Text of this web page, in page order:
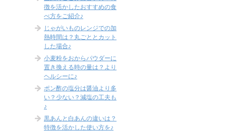
徴を活かしたおすすめの食
べ方をご紹介♪
じゃがいものレンジでの加
熱時間は？丸ごととカット
した場合♪
小麦粉をおからパウダーに
置き換える時の量は？より
ヘルシーに♪
ポン酢の塩分は醤油より多
い？少ない？減塩の工夫も
♪
黒あんと白あんの違いは？
特徴を活かした使い方を♪